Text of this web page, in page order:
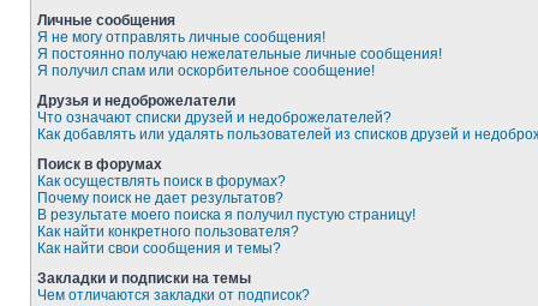
Личные сообщения
Я не могу отправлять личные сообщения!
Я постоянно получаю нежелательные личные сообщения!
Я получил спам или оскорбительное сообщение!
Друзья и недоброжелатели
Что означают списки друзей и недоброжелателей?
Как добавлять или удалять пользователей из списков друзей и
Поиск в форумах
Как осуществлять поиск в форумах?
Почему поиск не дает результатов?
В результате моего поиска я получил пустую страницу!
Как найти конкретного пользователя?
Как найти свои сообщения и темы?
Закладки и подписки на темы
Чем отличаются закладки от подписок?